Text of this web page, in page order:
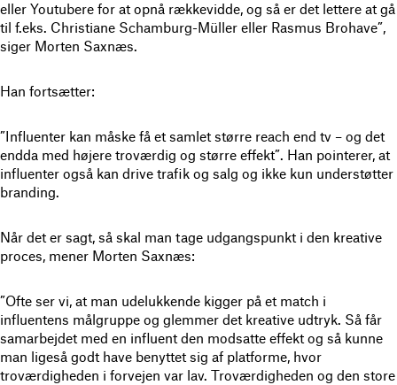
eller Youtubere for at opnå rækkevidde, og så er det lettere at gå
til f.eks. Christiane Schamburg-Müller eller Rasmus Brohave”,
siger Morten Saxnæs.
Han fortsætter:
”Influenter kan måske få et samlet større reach end tv – og det
endda med højere troværdig og større effekt”. Han pointerer, at
influenter også kan drive trafik og salg og ikke kun understøtter
branding.
Når det er sagt, så skal man tage udgangspunkt i den kreative
proces, mener Morten Saxnæs:
”Ofte ser vi, at man udelukkende kigger på et match i
influentens målgruppe og glemmer det kreative udtryk. Så får
samarbejdet med en influent den modsatte effekt og så kunne
man ligeså godt have benyttet sig af platforme, hvor
troværdigheden i forvejen var lav. Troværdigheden og den store